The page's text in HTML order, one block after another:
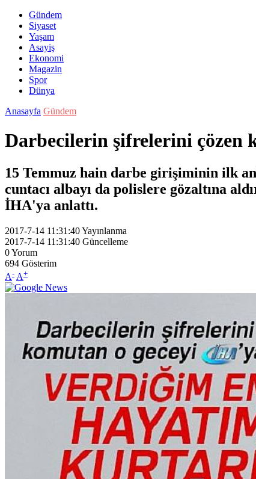
Gündem
Siyaset
Yaşam
Asayiş
Ekonomi
Magazin
Spor
Dünya
Anasayfa Gündem
Darbecilerin şifrelerini çözen
15 Temmuz hain darbe girişiminin ilk
cuntacı albayı da polislere gözaltına
İHA'ya anlattı.
2017-7-14 11:31:40Yayınlanma
2017-7-14 11:31:40 Güncelleme
0Yorum
694 Gösterim
A- A+